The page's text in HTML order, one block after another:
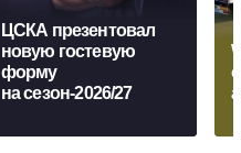
ЦСКА презентовал
новую гостевую
форму
на сезон-2026/27